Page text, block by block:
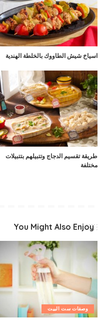
اسياخ شيش الطاووك بالخلطة الهندية
طريقة تقسيم الدجاج وتتبيلهم بتتبيلات
مختلفة
You Might Also Enjoy
وصفات ست البيت